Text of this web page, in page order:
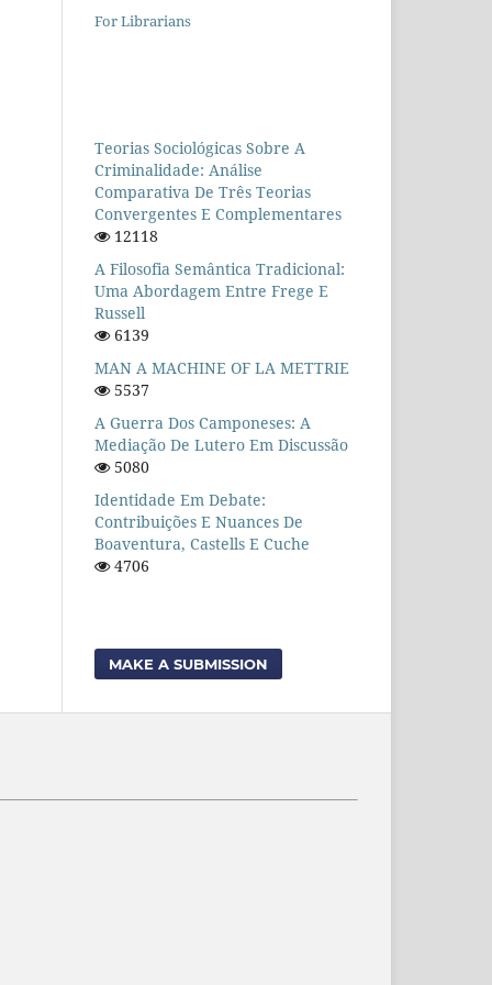
For Librarians
Teorias Sociológicas Sobre A
Criminalidade: Análise
Comparativa De Três Teorias
Convergentes E Complementares
12118
A Filosofia Semântica Tradicional:
Uma Abordagem Entre Frege E
Russell
6139
MAN A MACHINE OF LA METTRIE
5537
A Guerra Dos Camponeses: A
Mediação De Lutero Em Discussão
5080
Identidade Em Debate:
Contribuições E Nuances De
Boaventura, Castells E Cuche
4706
MAKE A SUBMISSION